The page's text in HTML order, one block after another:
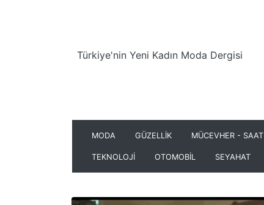
Türkiye'nin Yeni Kadın Moda Dergisi
MODA GÜZELLİK MÜCEVHER - SAAT
TEKNOLOJİ OTOMOBİL SEYAHAT